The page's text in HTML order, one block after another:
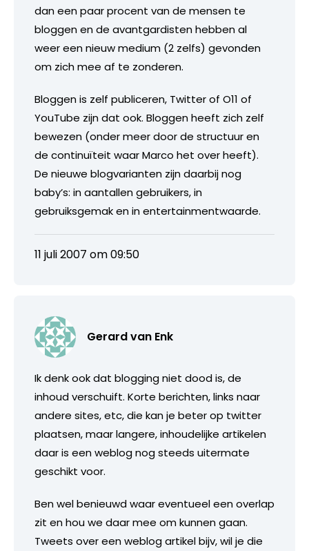
dan een paar procent van de mensen te
bloggen en de avantgardisten hebben al
weer een nieuw medium (2 zelfs) gevonden
om zich mee af te zonderen.
Bloggen is zelf publiceren, Twitter of O11 of
YouTube zijn dat ook. Bloggen heeft zich zelf
bewezen (onder meer door de structuur en
de continuïteit waar Marco het over heeft).
De nieuwe blogvarianten zijn daarbij nog
baby’s: in aantallen gebruikers, in
gebruiksgemak en in entertainmentwaarde.
11 juli 2007 om 09:50
Gerard van Enk
Ik denk ook dat blogging niet dood is, de
inhoud verschuift. Korte berichten, links naar
andere sites, etc, die kan je beter op twitter
plaatsen, maar langere, inhoudelijke artikelen
daar is een weblog nog steeds uitermate
geschikt voor.
Ben wel benieuwd waar eventueel een overlap
zit en hou we daar mee om kunnen gaan.
Tweets over een weblog artikel bijv, wil je die